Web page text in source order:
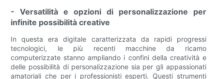
- Versatilità e opzioni di personalizzazione per
infinite possibilità creative
In questa era digitale caratterizzata da rapidi progressi
tecnologici, le più recenti macchine da ricamo
computerizzate stanno ampliando i confini della creatività e
delle possibilità di personalizzazione sia per gli appassionati
amatoriali che per i professionisti esperti. Questi strumenti